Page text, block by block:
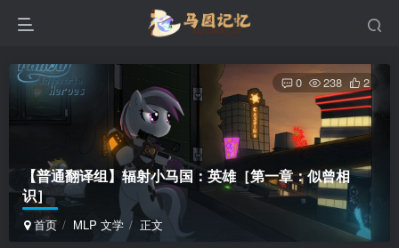
【普通翻译组】辐射小马国：英雄［第一章：似曾相
识］
首页 MLP 文学 正文
0 238 2